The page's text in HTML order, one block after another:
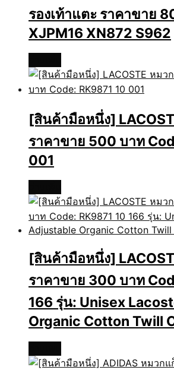
รองเท้าแตะ ราคาขาย
XJPM16 XN872 S962
[สินค้ามือหนึ่ง]
ราคาขาย 500 บาท
001
[สินค้ามือหนึ่ง]
ราคาขาย 300 บาท
166 รุ่น: Unisex
Organic Cotton Twill